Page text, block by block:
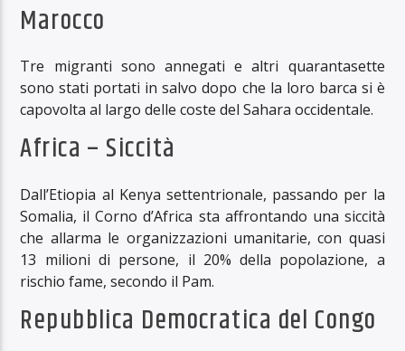
Marocco
Tre migranti sono annegati e altri quarantasette
sono stati portati in salvo dopo che la loro barca si è
capovolta al largo delle coste del Sahara occidentale.
Africa – Siccità
Dall’Etiopia al Kenya settentrionale, passando per la
Somalia, il Corno d’Africa sta affrontando una siccità
che allarma le organizzazioni umanitarie, con quasi
13 milioni di persone, il 20% della popolazione, a
rischio fame, secondo il Pam.
Repubblica Democratica del Congo